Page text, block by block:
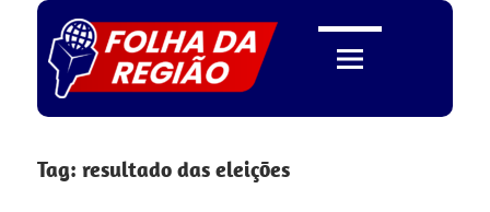
Skip
to
content
Folha
da
Tag: resultado das eleições